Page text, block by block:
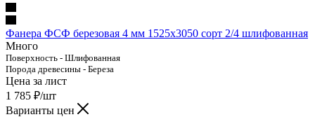
Фанера ФСФ березовая 4 мм 1525х3050 сорт 2/4 шлифованная
Много
Поверхность - Шлифованная
Порода древесины - Береза
Цена за лист
1 785 ₽/шт
Варианты цен